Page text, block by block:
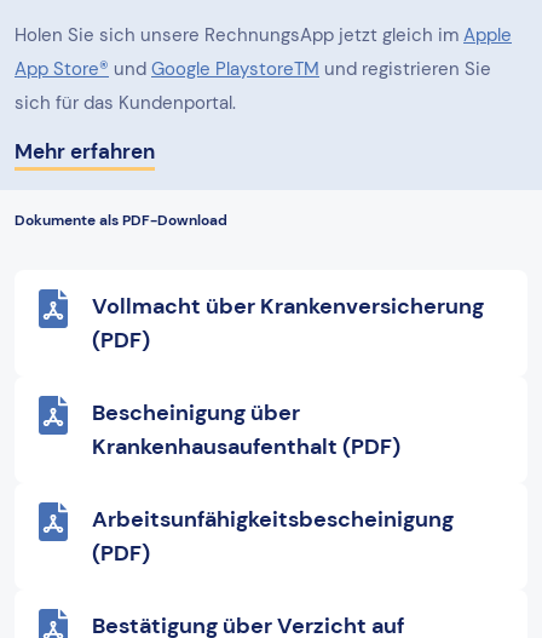
Holen Sie sich unsere RechnungsApp jetzt gleich im Apple
App Store® und Google PlaystoreTM und registrieren Sie
sich für das Kundenportal.
Mehr erfahren
Dokumente als PDF-Download
Vollmacht über Krankenversicherung
(PDF)
Bescheinigung über
Krankenhausaufenthalt (PDF)
Arbeitsunfähigkeitsbescheinigung
(PDF)
Bestätigung über Verzicht auf